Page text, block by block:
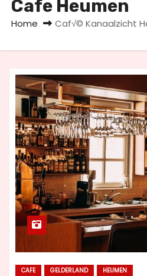
Cafe Heumen
Home Caf√© Kanaalzicht
CAFE GELDERLAND HEUMEN